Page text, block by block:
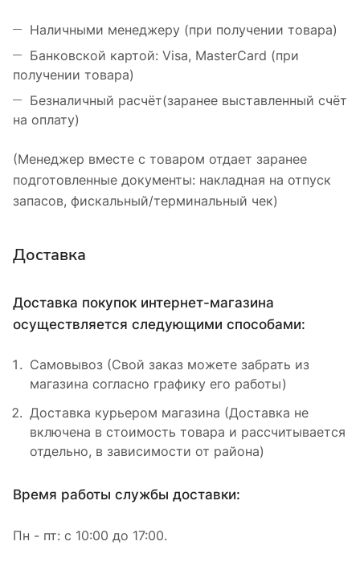
Наличными менеджеру (при получении товара)
Банковской картой: Visa, MasterCard (при
получении товара)
Безналичный расчёт(заранее выставленный счёт
на оплату)
(Менеджер вместе с товаром отдает заранее
подготовленные документы: накладная на отпуск
запасов, фискальный/терминальный чек)
Доставка
Доставка покупок интернет-магазина
осуществляется следующими способами:
Самовывоз (Свой заказ можете забрать из
магазина согласно графику его работы)
Доставка курьером магазина (Доставка не
включена в стоимость товара и рассчитывается
отдельно, в зависимости от района)
Время работы службы доставки:
Пн - пт: с 10:00 до 17:00.